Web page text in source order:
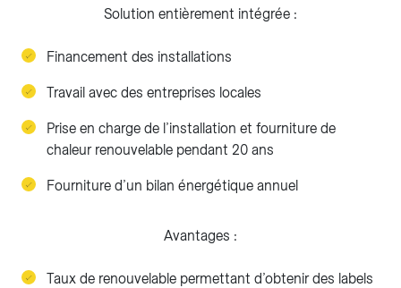
Solution entièrement intégrée :
Financement des installations
Travail avec des entreprises locales
Prise en charge de l’installation et fourniture de
chaleur renouvelable pendant 20 ans
Fourniture d’un bilan énergétique annuel
Avantages :
Taux de renouvelable permettant d’obtenir des labels